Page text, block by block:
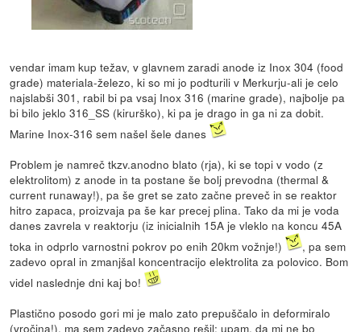
vendar imam kup težav, v glavnem zaradi anode iz Inox 304 (food
grade) materiala-železo, ki so mi jo podturili v Merkurju-ali je celo
najslabši 301, rabil bi pa vsaj Inox 316 (marine grade), najbolje pa
bi bilo jeklo 316_SS (kirurško), ki pa je drago in ga ni za dobit.
Marine Inox-316 sem našel šele danes
Problem je namreč tkzv.anodno blato (rja), ki se topi v vodo (z
elektrolitom) z anode in ta postane še bolj prevodna (thermal &
current runaway!), pa še gret se zato začne preveč in se reaktor
hitro zapaca, proizvaja pa še kar precej plina. Tako da mi je voda
danes zavrela v reaktorju (iz inicialnih 15A je vleklo na koncu 45A
toka in odprlo varnostni pokrov po enih 20km vožnje!)
, pa sem
zadevo opral in zmanjšal koncentracijo elektrolita za polovico. Bom
videl naslednje dni kaj bo!
Plastično posodo gori mi je malo zato prepuščalo in deformiralo
(vročina!), ma sem zadevo začasno rešil; upam, da mi ne bo